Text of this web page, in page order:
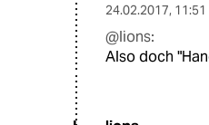
24.02.2017,
@lions:
Also doch